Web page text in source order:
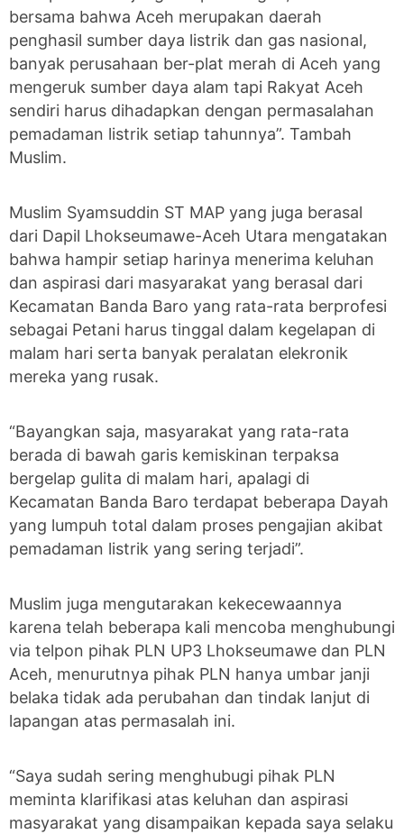
bersama bahwa Aceh merupakan daerah
penghasil sumber daya listrik dan gas nasional,
banyak perusahaan ber-plat merah di Aceh yang
mengeruk sumber daya alam tapi Rakyat Aceh
sendiri harus dihadapkan dengan permasalahan
pemadaman listrik setiap tahunnya”. Tambah
Muslim.
Muslim Syamsuddin ST MAP yang juga berasal
dari Dapil Lhokseumawe-Aceh Utara mengatakan
bahwa hampir setiap harinya menerima keluhan
dan aspirasi dari masyarakat yang berasal dari
Kecamatan Banda Baro yang rata-rata berprofesi
sebagai Petani harus tinggal dalam kegelapan di
malam hari serta banyak peralatan elekronik
mereka yang rusak.
“Bayangkan saja, masyarakat yang rata-rata
berada di bawah garis kemiskinan terpaksa
bergelap gulita di malam hari, apalagi di
Kecamatan Banda Baro terdapat beberapa Dayah
yang lumpuh total dalam proses pengajian akibat
pemadaman listrik yang sering terjadi”.
Muslim juga mengutarakan kekecewaannya
karena telah beberapa kali mencoba menghubungi
via telpon pihak PLN UP3 Lhokseumawe dan PLN
Aceh, menurutnya pihak PLN hanya umbar janji
belaka tidak ada perubahan dan tindak lanjut di
lapangan atas permasalah ini.
“Saya sudah sering menghubugi pihak PLN
meminta klarifikasi atas keluhan dan aspirasi
masyarakat yang disampaikan kepada saya selaku